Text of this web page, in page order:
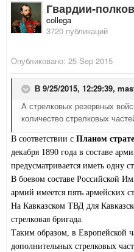
Гвардии-
collega
3720 публикаций
Опубликовано: 25 Sep 2015
В 9/25/2015, 12:29:39,
А стрелковых резервных
количество стрелковых
В соответствии с Планом
декабря 1890 года в составе
предусматривается иметь одну
В боевом составе Российской
армий имеется пять армейских
На Кавказском ТВД для
стрелковая бригада.
Таким образом, в Европейской
дополнительных стрелковых